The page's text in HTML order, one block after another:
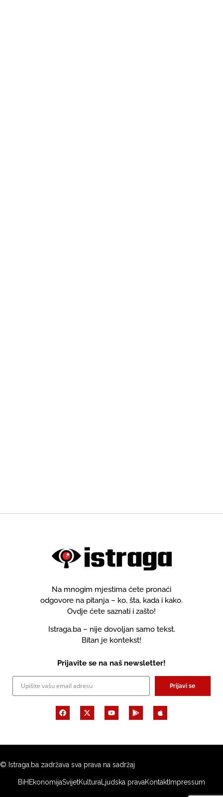
Na mnogim mjestima ćete pronaći
odgovore na pitanja – ko, šta, kada i kako.
Ovdje ćete saznati i zašto!
Istraga.ba – nije dovoljan samo tekst.
Bitan je kontekst!
Prijavite se na naš newsletter!
Prijavi se
© Istraga.ba zadržava sva prava na sadržaj
BiH EkonomijaSvijetKultura Ljudska pravaKontakt Impressum